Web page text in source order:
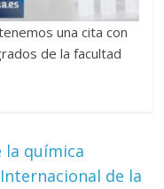
una cita con
de la facultad
la química
de la